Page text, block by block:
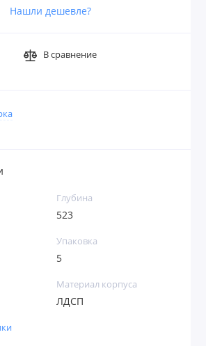
Нашли дешевле?
В сравнение
Глубина
523
Упаковка
5
Материал корпуса
ЛДСП